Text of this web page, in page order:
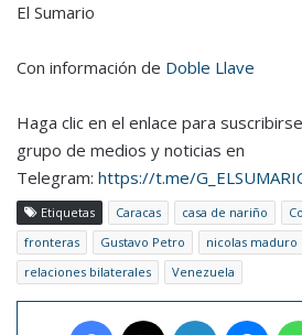
El Sumario
Con información de Doble Llave
Haga clic en el enlace para
grupo de medios y noticias en
Telegram: https://t.me/
Etiquetas Caracas casa de nariño
fronteras
Gustavo Petro nicolas maduro
relaciones bilaterales
Venezuela
Facebook LinkedIn